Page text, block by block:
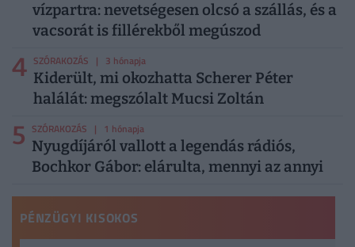
vízpartra: nevetségesen olcsó a szállás, és a
vacsorát is fillérekből megúszod
4 SZÓRAKOZÁS | 3 hónapja
Kiderült, mi okozhatta Scherer Péter
halálát: megszólalt Mucsi Zoltán
5 SZÓRAKOZÁS | 1 hónapja
Nyugdíjáról vallott a legendás rádiós,
Bochkor Gábor: elárulta, mennyi az annyi
PÉNZÜGYI KISOKOS